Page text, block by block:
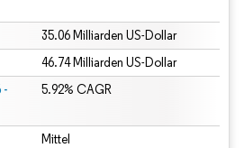
35.06 Milliarden US-Dollar
46.74 Milliarden US-Dollar
-
5.92% CAGR
Mittel